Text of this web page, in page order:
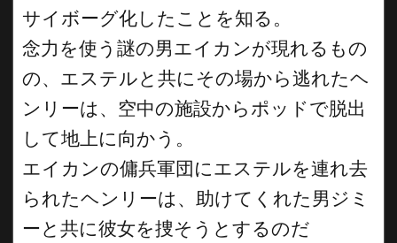
サイボーグ化したことを知る。
念力を使う謎の男エイカンが現れるもの
の、エステルと共にその場から逃れたヘ
ンリーは、空中の施設からポッドで脱出
して地上に向かう。
エイカンの傭兵軍団にエステルを連れ去
られたヘンリーは、助けてくれた男ジミ
ーと共に彼女を捜そうとするのだ